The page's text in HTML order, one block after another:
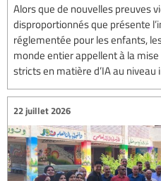
Alors que de nouvelles preuves
disproportionnés que présente
réglementée pour les enfants,
monde entier appellent à la
stricts en matière d’IA au
22 juillet 2026